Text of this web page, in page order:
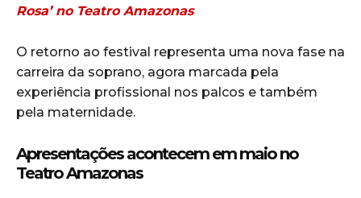
Rosa’ no Teatro Amazonas
O retorno ao festival representa uma nova fase na
carreira da soprano, agora marcada pela
experiência profissional nos palcos e também
pela maternidade.
Apresentações acontecem em maio no
Teatro Amazonas